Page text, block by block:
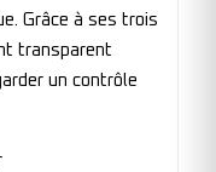
Grâce à ses trois
transparent
un contrôle